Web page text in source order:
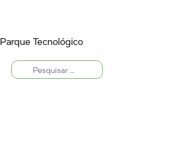
Parque Tecnológico